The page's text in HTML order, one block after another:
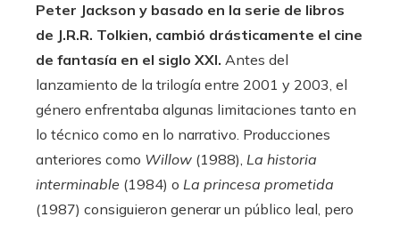
Peter Jackson y basado en la serie de libros
de J.R.R. Tolkien, cambió drásticamente el cine
de fantasía en el siglo XXI. Antes del
lanzamiento de la trilogía entre 2001 y 2003, el
género enfrentaba algunas limitaciones tanto en
lo técnico como en lo narrativo. Producciones
anteriores como Willow (1988), La historia
interminable (1984) o La princesa prometida
(1987) consiguieron generar un público leal, pero